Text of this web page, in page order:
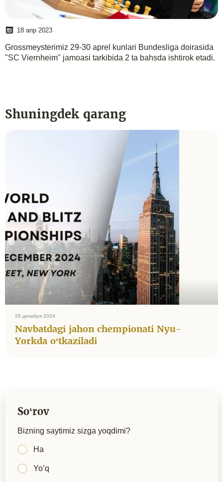
18 апр 2023
Grossmeysterimiz 29-30 aprel kunlari Bundesliga doirasida
"SC Viernheim" jamoasi tarkibida 2 ta bahsda ishtirok etadi.
Shuningdek qarang
26 декабря 2024
Navbatdagi jahon chempionati Nyu-
Yorkda o‘tkaziladi
Soʻrov
Bizning saytimiz sizga yoqdimi?
Ha
Yo’q